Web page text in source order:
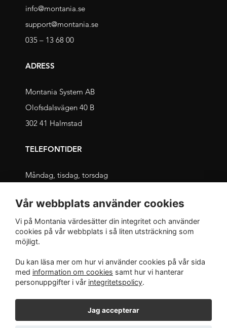
info@montania.se
support@montania.se
035 – 13 68 00
ADRESS
Montania System AB
Olofsdalsvägen 40 B
302 41 Halmstad
TELEFONTIDER
Måndag, tisdag, torsdag
Onsdag, fredag
09.00 – 12.00 och 13.00 – 16.00
INTEGRITET
Integritetspolicy
Vår webbplats använder cookies
Vi på Montania värdesätter din integritet och använder
cookies på vår webbplats i så liten utsträckning som
möjligt.
Du kan läsa mer om hur vi använder cookies på vår sida
med information om cookies samt hur vi hanterar
personuppgifter i vår integritetspolicy.
Jag accepterar